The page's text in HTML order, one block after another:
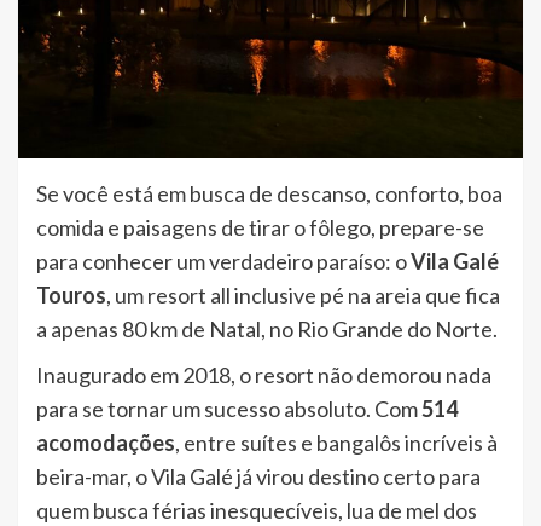
Se você está em busca de descanso, conforto, boa
comida e paisagens de tirar o fôlego, prepare-se
para conhecer um verdadeiro paraíso: oVila Galé
Touros, um resort all inclusive pé na areia que fica
a apenas 80 km de Natal, no Rio Grande do Norte.
Inaugurado em 2018, o resort não demorou nada
para se tornar um sucesso absoluto. Com514
acomodações, entre suítes e bangalôs incríveis à
beira-mar, o Vila Galé já virou destino certo para
quem busca férias inesquecíveis, lua de mel dos